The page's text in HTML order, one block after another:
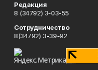
Редакция
8 (34792) 3-03-55
Сотрудничество
8(34792) 3-39-92